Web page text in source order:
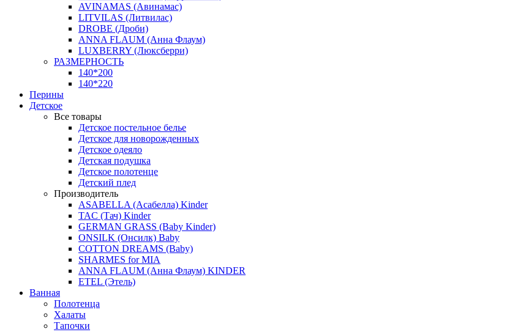
AVINAMAS (Авинамас)
LITVILAS (Литвилас)
DROBE (Дроби)
ANNA FLAUM (Анна Флаум)
LUXBERRY (Люксберри)
РАЗМЕРНОСТЬ
140*200
140*220
Перины
Детское
Все товары
Детское постельное белье
Детское для новорожденных
Детское одеяло
Детская подушка
Детское полотенце
Детский плед
Производитель
ASABELLA (Асабелла) Kinder
TAC (Тач) Kinder
GERMAN GRASS (Baby Kinder)
ONSILK (Онсилк) Baby
COTTON DREAMS (Baby)
SHARMES for MIA
ANNA FLAUM (Анна Флаум) KINDER
ETEL (Этель)
Ванная
Полотенца
Халаты
Тапочки